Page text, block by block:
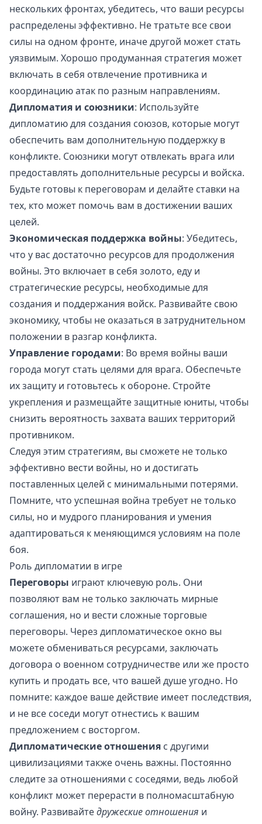
нескольких фронтах, убедитесь, что ваши ресурсы
распределены эффективно. Не тратьте все свои
силы на одном фронте, иначе другой может стать
уязвимым. Хорошо продуманная стратегия может
включать в себя отвлечение противника и
координацию атак по разным направлениям.
Дипломатия и союзники: Используйте
дипломатию для создания союзов, которые могут
обеспечить вам дополнительную поддержку в
конфликте. Союзники могут отвлекать врага или
предоставлять дополнительные ресурсы и войска.
Будьте готовы к переговорам и делайте ставки на
тех, кто может помочь вам в достижении ваших
целей.
Экономическая поддержка войны: Убедитесь,
что у вас достаточно ресурсов для продолжения
войны. Это включает в себя золото, еду и
стратегические ресурсы, необходимые для
создания и поддержания войск. Развивайте свою
экономику, чтобы не оказаться в затруднительном
положении в разгар конфликта.
Управление городами: Во время войны ваши
города могут стать целями для врага. Обеспечьте
их защиту и готовьтесь к обороне. Стройте
укрепления и размещайте защитные юниты, чтобы
снизить вероятность захвата ваших территорий
противником.
Следуя этим стратегиям, вы сможете не только
эффективно вести войны, но и достигать
поставленных целей с минимальными потерями.
Помните, что успешная война требует не только
силы, но и мудрого планирования и умения
адаптироваться к меняющимся условиям на поле
боя.
Роль дипломатии в игре
Переговоры играют ключевую роль. Они
позволяют вам не только заключать мирные
соглашения, но и вести сложные торговые
переговоры. Через дипломатическое окно вы
можете обмениваться ресурсами, заключать
договора о военном сотрудничестве или же просто
купить и продать все, что вашей душе угодно. Но
помните: каждое ваше действие имеет последствия,
и не все соседи могут отнестись к вашим
предложением с восторгом.
Дипломатические отношения с другими
цивилизациями также очень важны. Постоянно
следите за отношениями с соседями, ведь любой
конфликт может перерасти в полномасштабную
войну. Развивайтедружеские отношения и